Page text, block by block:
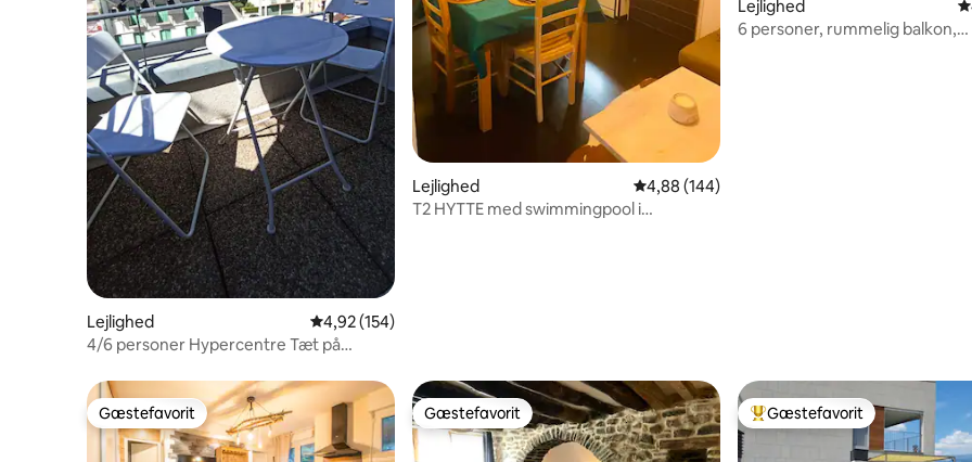
Lejlighed 4,92 ud af 5 i gennemsnitlig bedømmelse, 154 omtaler
4,92 (154)
4/6 personer Hypercentre Tæt på
Lejlighed 4,88 ud af 5 i gennemsnitlig bedømmelse,
4,88 (144)
T2 HYTTE med swimmingpool i
Lejlighed
6 personer, rummelig balkon,
Gæstefavorit
Gæstefavorit Gæstefavorit
Gæstefavorit Bedste gæstefavorit
Gæstefavorit